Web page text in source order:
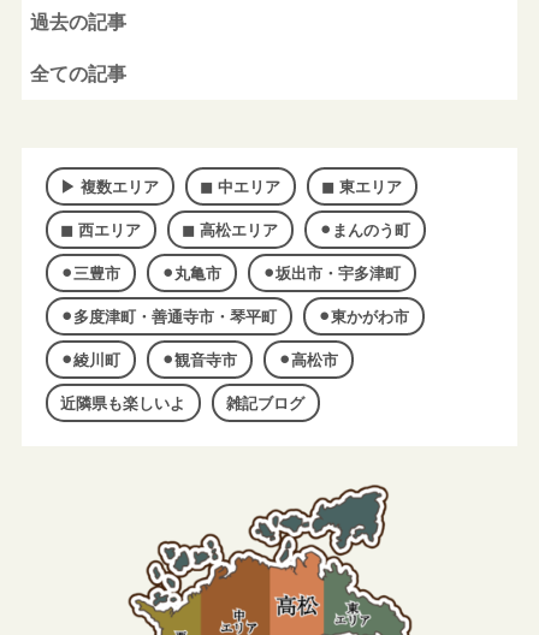
過去の記事
全ての記事
▶︎ 複数エリア ◼︎ 中エリア ◼︎ 東エリア
◼︎ 西エリア ◼︎ 高松エリア ⚫︎まんのう町
⚫︎三豊市 ⚫︎丸亀市 ⚫︎坂出市・宇多津町
⚫︎多度津町・善通寺市・琴平町 ⚫︎東かがわ市
⚫︎綾川町 ⚫︎観音寺市 ⚫︎高松市
近隣県も楽しいよ 雑記ブログ